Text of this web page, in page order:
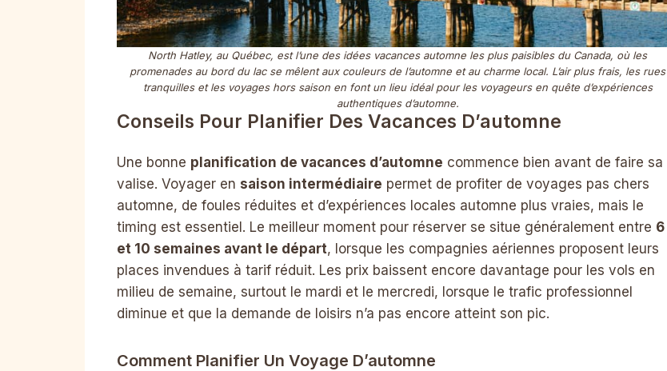
North Hatley, au Québec, est l’une des idées vacances automne les plus paisibles du Canada, où les
promenades au bord du lac se mêlent aux couleurs de l’automne et au charme local. L’air plus frais, les rues
tranquilles et les voyages hors saison en font un lieu idéal pour les voyageurs en quête d’expériences
authentiques d’automne.
Conseils Pour Planifier Des Vacances D’automne
Une bonne planification de vacances d’automne commence bien avant de faire sa
valise. Voyager en saison intermédiaire permet de profiter de voyages pas chers
automne, de foules réduites et d’expériences locales automne plus vraies, mais le
timing est essentiel. Le meilleur moment pour réserver se situe généralement entre 6
et 10 semaines avant le départ, lorsque les compagnies aériennes proposent leurs
places invendues à tarif réduit. Les prix baissent encore davantage pour les vols en
milieu de semaine, surtout le mardi et le mercredi, lorsque le trafic professionnel
diminue et que la demande de loisirs n’a pas encore atteint son pic.
Comment Planifier Un Voyage D’automne